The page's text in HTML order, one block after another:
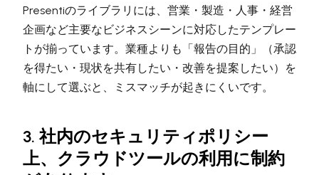
Presentiのライブラリには、営業・製造・人事・経営
企画など主要なビジネスシーンに対応したテンプレー
トが揃っています。業種よりも「報告の目的」（承認
を得たい・現状を共有したい・改善を提案したい）を
軸にして選ぶと、ミスマッチが起きにくいです。
3. 社内のセキュリティポリシー
上、クラウドツールの利用に制約